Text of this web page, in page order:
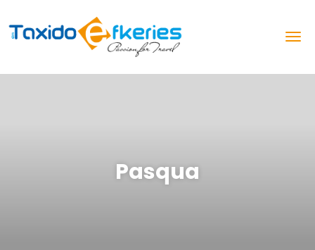
Pasqua